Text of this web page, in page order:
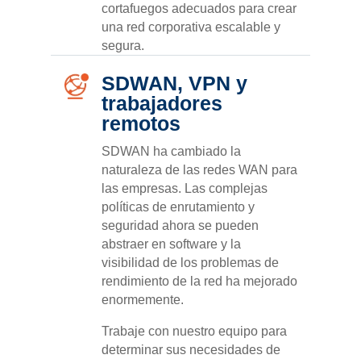
cortafuegos adecuados para crear
una red corporativa escalable y
segura.
SDWAN, VPN y
trabajadores
remotos
SDWAN ha cambiado la
naturaleza de las redes WAN para
las empresas. Las complejas
políticas de enrutamiento y
seguridad ahora se pueden
abstraer en software y la
visibilidad de los problemas de
rendimiento de la red ha mejorado
enormemente.
Trabaje con nuestro equipo para
determinar sus necesidades de